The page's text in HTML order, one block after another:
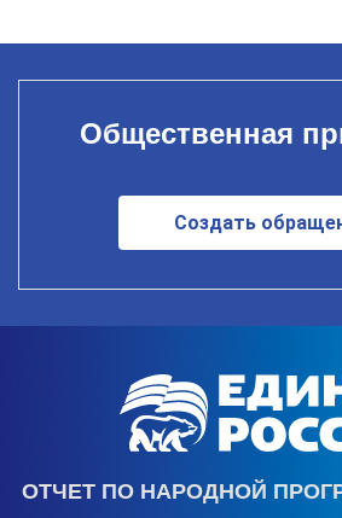
Общественная
Создать
ОТЧЕТ ПО НАРОДНОЙ